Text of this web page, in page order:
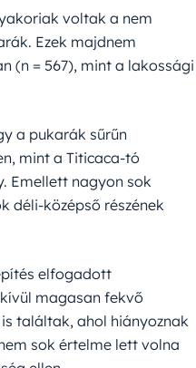
voltak a nem
Ezek majdnem
(n = 567), mint a lakossági
a pukarák sűrűn
mint a Titicaca-tó
Emellett nagyon sok
déli-középső részének
elfogadott
magasan fekvő
találtak, ahol hiányoznak
sok értelme lett volna